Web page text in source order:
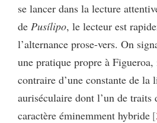
se lancer dans la lecture
de Pusílipo, le lecteur est
l’alternance prose-vers. On
une pratique propre à Figueroa,
contraire d’une constante de la
auriséculaire dont l’un de traits
caractère éminemment hybride